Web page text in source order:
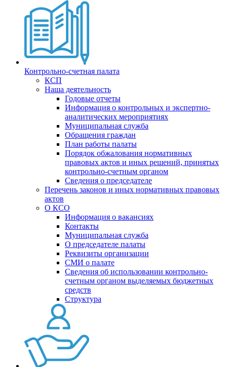
Контрольно-счетная палата
КСП
Наша деятельность
Годовые отчеты
Информация о контрольных и экспертно-
аналитических мероприятиях
Муниципальная служба
Обращения граждан
План работы палаты
Порядок обжалования нормативных
правовых актов и иных решений, принятых
контрольно-счетным органом
Сведения о председателе
Перечень законов и иных нормативных правовых
актов
О КСО
Информация о вакансиях
Контакты
Муниципальная служба
О председателе палаты
Реквизиты организации
СМИ о палате
Сведения об использовании контрольно-
счетным органом выделяемых бюджетных
средств
Структура